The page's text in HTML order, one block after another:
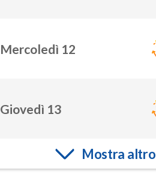
Mercoledì 12
Giovedì 13
Mostra altro